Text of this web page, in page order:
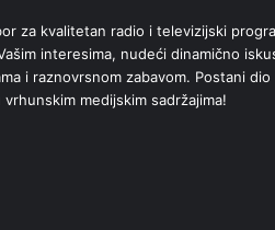
za kvalitetan radio i televizijski
interesima, nudeći dinamično
i raznovrsnom zabavom. Postani dio
medijskim sadržajima!